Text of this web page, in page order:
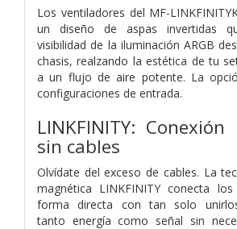
Los ventiladores del MF-
un diseño de aspas invertidas
visibilidad de la iluminación ARGB
chasis, realzando la estética de tu
a un flujo de aire potente. La
configuraciones de entrada.
LINKFINITY: Conexión
sin cables
Olvídate del exceso de cables. La
magnética LINKFINITY conecta
forma directa con tan solo
tanto energía como señal sin